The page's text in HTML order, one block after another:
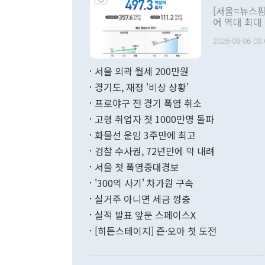
관의 대북
관 부처 장
관의 무리한
다. [정동영 통일부 장관이 지난달 23일 오후 서울 종로구 정부서울청사에
무너졌다고
함께 4자 대
"우리의 선
관은 업무
[서울=뉴스
어 역대 최
료=한국은행] 한국은행이 6일 발표한 '2026년 6월 국제수지(잠정)'
며 월간 기
196.9% 급
수출은
기록했지만
로 전환됐다.
는 배당수입
2026-08-06
서울 외곽 월세 200만원
경기도, 재정 '비상 상황'
프로야구 전 경기 폭염 취소
고령 취업자 첫 1000만명 돌파
화물선 운임 3주만에 최고
검찰 수사권, 72년만에 막 내려
서울 첫 폭염중대경보
'300억 사기' 차가원 구속
실거주 아니면 세금 껑충
실적 발표 앞둔 스페이스X
[히든스테이지] 즌·오아 첫 도전